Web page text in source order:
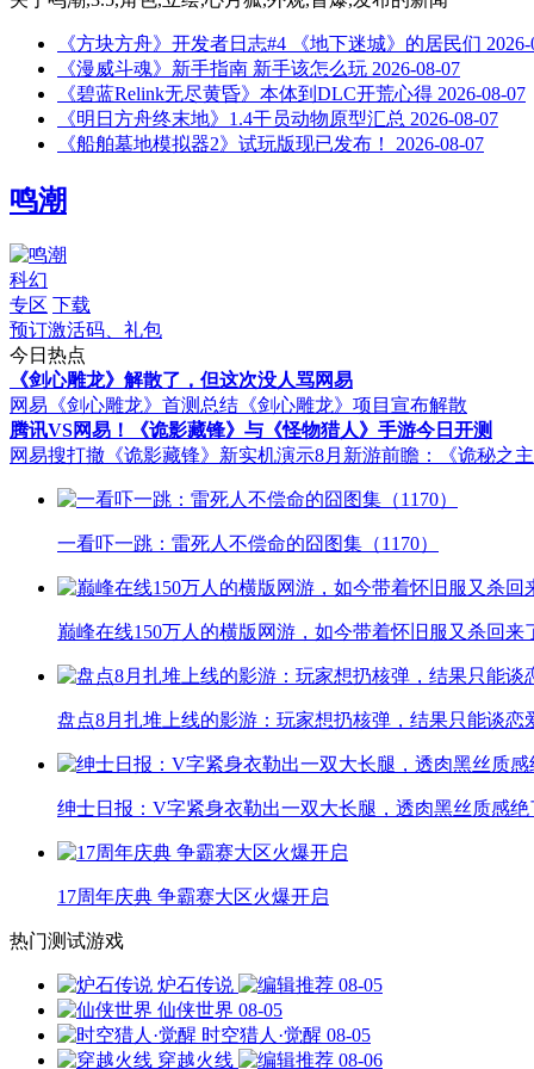
《方块方舟》开发者日志#4 《地下迷城》的居民们
《漫威斗魂》新手指南 新手该怎么玩 2026-08-07
《碧蓝Relink无尽黄昏》本体到DLC开荒心得 2026-08-07
《明日方舟终末地》1.4干员动物原型汇总 2026-08-07
《船舶墓地模拟器2》试玩版现已发布！
2026-08-07
鸣潮
科幻
专区 下载
预订激活码、礼包
今日热点
《剑心雕龙》解散了，但这次没人骂网易
网易《剑心雕龙》首测总结 《剑心雕龙》项目宣布解散
腾讯VS网易！《诡影藏锋》与《怪物猎人》手游今日开测
网易搜打撤《诡影藏锋》新实机演示8月新游前瞻：《诡秘之
一看吓一跳：雷死人不偿命的囧图集（1170）
巅峰在线150万人的横版网游，如今带着怀旧服又杀回来
盘点8月扎堆上线的影游：玩家想扔核弹，结果只能谈恋
绅士日报：V字紧身衣勒出一双大长腿，透肉黑丝质感绝
17周年庆典 争霸赛大区火爆开启
热门测试游戏
炉石传说
08-05
仙侠世界 08-05
时空猎人·觉醒 08-05
穿越火线
08-06